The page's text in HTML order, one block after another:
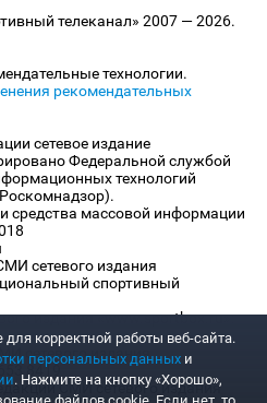
телеканал» 2007 — 2026.
технологии.
рекомендательных
сетевое издание
Федеральной службой
технологий
средства массовой информации
сетевого издания
спортивный
издания «www.sportbox.ru»:
сетевого издания
8419
СМИ сетевого издания
корректной работы веб-сайта.
персональных данных и
. Нажмите на кнопку «Хорошо»,